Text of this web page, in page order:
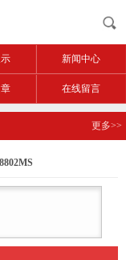
新闻中心
在线留言
更多>>